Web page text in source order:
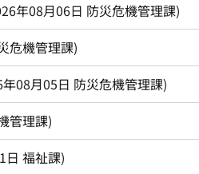
年08月06日 防災危機管理課)
危機管理課)
08月05日 防災危機管理課)
管理課)
日 福祉課)